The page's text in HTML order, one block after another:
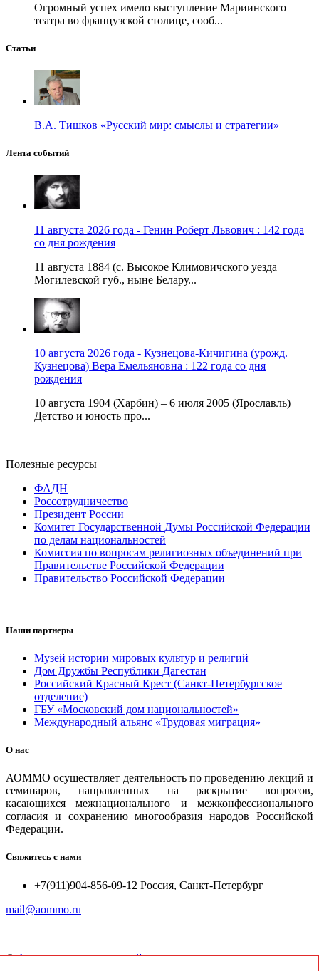
Огромный успех имело выступление Мариинского
театра во французской столице, сооб...
Статьи
В.А. Тишков «Русский мир: смыслы и стратегии»
Лента событий
11 августа 2026 года - Генин Роберт Львович : 142 года
со дня рождения
11 августа 1884 (с. Высокое Климовичского уезда
Могилевской губ., ныне Белару...
10 августа 2026 года - Кузнецова-Кичигина (урожд.
Кузнецова) Вера Емельяновна : 122 года со дня
рождения
10 августа 1904 (Харбин) – 6 июля 2005 (Ярославль)
Детство и юность про...
Полезные ресурсы
ФАДН
Россотрудничество
Президент России
Комитет Государственной Думы Российской Федерации
по делам национальностей
Комиссия по вопросам религиозных объединений при
Правительстве Российской Федерации
Правительство Российской Федерации
Наши партнеры
Музей истории мировых культур и религий
Дом Дружбы Республики Дагестан
Российский Красный Крест (Санкт-Петербургское
отделение)
ГБУ «Московский дом национальностей»
Международный альянс «Трудовая миграция»
О нас
АОММО осуществляет деятельность по проведению лекций и
семинаров, направленных на раскрытие вопросов,
касающихся межнационального и межконфессионального
согласия и сохранению многообразия народов Российской
Федерации.
Свяжитесь с нами
+7(911)904-856-09-12 Россия, Санкт-Петербург
mail@aommo.ru
© Ассоциация организаций по реализации национальных